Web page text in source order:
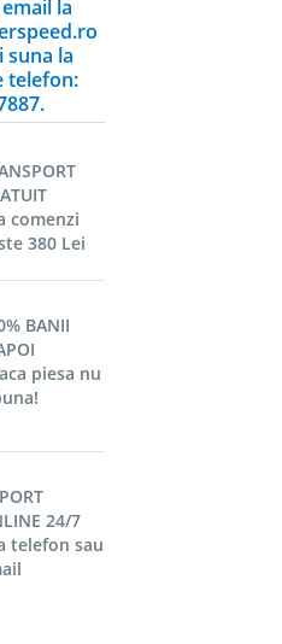
la
suna la
telefon:
comenzi
380 Lei
BANII
piesa nu
24/7
telefon sau